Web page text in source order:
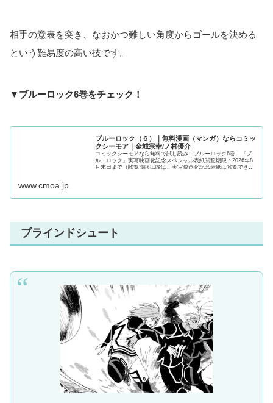
相手の意表を突き、なおかつ難しい角度からゴールを決める
という難易度の高い技です。
▼ブルーロック6巻をチェック！
ブルーロック（６）｜無料漫画（マンガ）ならコミッ
クシーモア｜金城宗幸/ノ村優介
コミックシーモアなら無料で試し読み！ブルーロック6巻｜『ブ
ルーロック』実写映画化記念スペシャル表紙閲覧期限：2026年8
月末日まで（閲覧期限以降は、実写映画化記念表紙は閲覧できな
www.cmoa.jp
ブラインドシュート